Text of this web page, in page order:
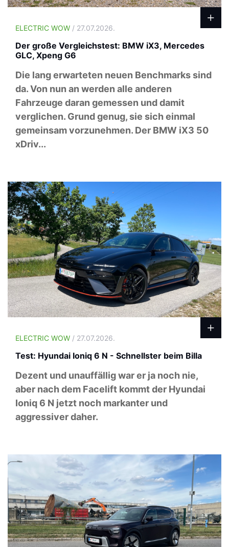
ELECTRIC WOW / 27.07.2026.
Der große Vergleichstest: BMW iX3, Mercedes
GLC, Xpeng G6
Die lang erwarteten neuen Benchmarks sind
da. Von nun an werden alle anderen
Fahrzeuge daran gemessen und damit
verglichen. Grund genug, sie sich einmal
gemeinsam vorzunehmen. Der BMW iX3 50
xDriv...
ELECTRIC WOW / 27.07.2026.
Test: Hyundai Ioniq 6 N - Schnellster beim Billa
Dezent und unauffällig war er ja noch nie,
aber nach dem Facelift kommt der Hyundai
Ioniq 6 N jetzt noch markanter und
aggressiver daher.